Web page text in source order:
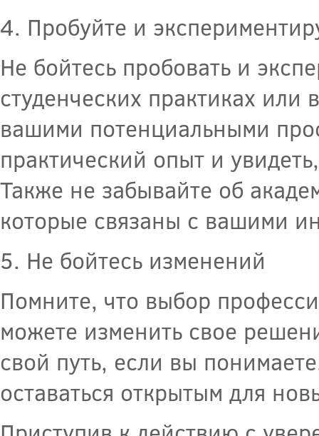
4. Пробуйте и
Не бойтесь пробовать и
студенческих практиках или
вашими потенциальными
практический опыт и
Также не забывайте об
которые связаны с вашими
5. Не бойтесь изменений
Помните, что выбор
можете изменить свое
свой путь, если вы
оставаться открытым для